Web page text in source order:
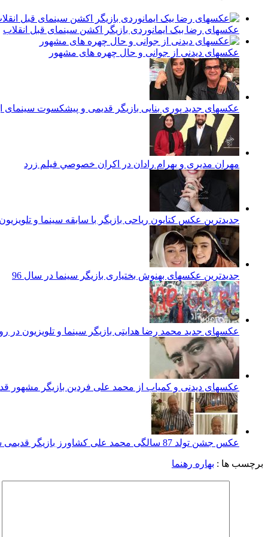
عکسهای رضا بیک ایمانوردی بازیگر اکشن سینمای قبل انقلاب
عکسهای دیدنی از جوانی و حال چهره های مشهور
عکسهای جدید پوری بنایی بازیگر قدیمی و پیشکسوت سینمای
مهران مدیری و بهرام رادان در اكران خصوصي فيلم زرد
جدیدترین عکس کتایون ریاحی بازیگر با سابقه سینما و تلویزیون
جدیدترین عکسهای بهنوش بختیاری بازیگر سینما در سال 96
عکسهای جدید محمد رضا هدایتی بازیگر سینما و تلویزیون در
عکسهای دیدنی و کمیاب از محمد علی فردین بازیگر مشهور
عکس جشن تولد 87 سالگی محمد علی کشاورز بازیگر قدیمی سینما و تلویزیون
برچسب ها : بهاره رهنما